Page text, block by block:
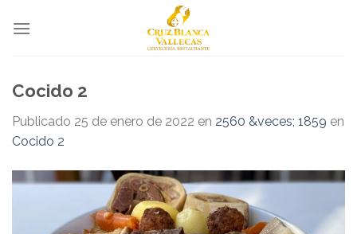
Cocido 2
Publicado 25 de enero de 2022 en 2560 &veces; 1859 en
Cocido 2